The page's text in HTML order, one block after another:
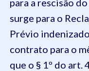
surge para o
Prévio
contrato para o
que o § 1º do art.